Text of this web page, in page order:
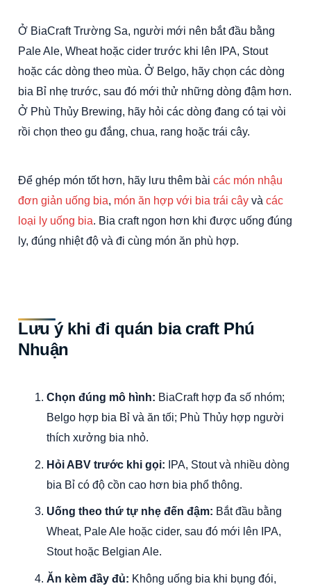
Ở BiaCraft Trường Sa, người mới nên bắt đầu bằng
Pale Ale, Wheat hoặc cider trước khi lên IPA, Stout
hoặc các dòng theo mùa. Ở Belgo, hãy chọn các dòng
bia Bỉ nhẹ trước, sau đó mới thử những dòng đậm hơn.
Ở Phù Thủy Brewing, hãy hỏi các dòng đang có tại vòi
rồi chọn theo gu đắng, chua, rang hoặc trái cây.
Để ghép món tốt hơn, hãy lưu thêm bài các món nhậu
đơn giản uống bia, món ăn hợp với bia trái cây và các
loại ly uống bia. Bia craft ngon hơn khi được uống đúng
ly, đúng nhiệt độ và đi cùng món ăn phù hợp.
Lưu ý khi đi quán bia craft Phú
Nhuận
Chọn đúng mô hình: BiaCraft hợp đa số nhóm;
Belgo hợp bia Bỉ và ăn tối; Phù Thủy hợp người
thích xưởng bia nhỏ.
Hỏi ABV trước khi gọi: IPA, Stout và nhiều dòng
bia Bỉ có độ cồn cao hơn bia phổ thông.
Uống theo thứ tự nhẹ đến đậm: Bắt đầu bằng
Wheat, Pale Ale hoặc cider, sau đó mới lên IPA,
Stout hoặc Belgian Ale.
Ăn kèm đầy đủ: Không uống bia khi bụng đói,